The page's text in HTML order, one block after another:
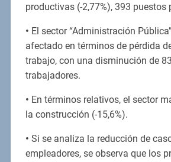
productivas (-2,77%), 393 puestos
• El sector “Administración
afectado en términos de pérdida
trabajo, con una disminución de
trabajadores.
• En términos relativos, el sector
la construcción (-15,6%).
• Si se analiza la reducción de
empleadores, se observa que los